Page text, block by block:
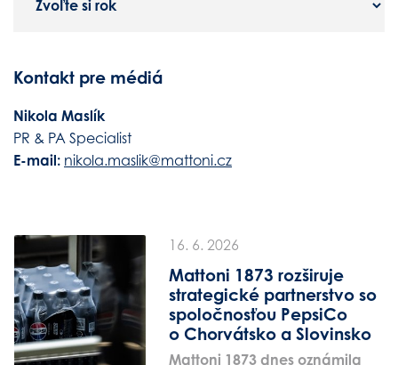
Kontakt pre médiá
Nikola Maslík
PR & PA Specialist
E-mail: nikola.maslik@mattoni.cz
16. 6. 2026
Mattoni 1873 rozširuje
strategické partnerstvo so
spoločnosťou PepsiCo
o Chorvátsko a Slovinsko
Mattoni 1873 dnes oznámila